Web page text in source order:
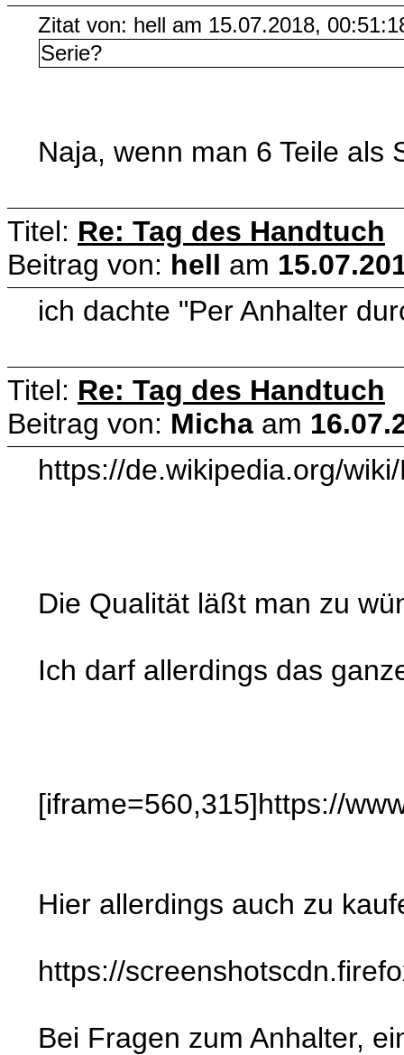
Zitat von: hell am 15.07.2018,
Serie?
Naja, wenn man 6 Teile als
Titel: Re: Tag des Handtuch
Beitrag von: hell am
ich dachte "Per Anhalter
Titel: Re: Tag des Handtuch
Beitrag von: Micha am
https://de.wikipedia.org/
Die Qualität läßt man zu
Ich darf allerdings das
[iframe=560,315]https://
Hier allerdings auch zu
https://
Bei Fragen zum Anhalter,